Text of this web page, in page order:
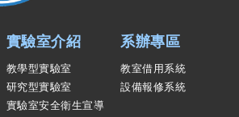
實驗室介紹
教學型實驗室
研究型實驗室
實驗室安全衛生宣導
系辦專區
教室借用系統
設備報修系統